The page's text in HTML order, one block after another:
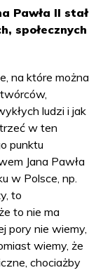
Pawła II stał
społecznych
na które można
ludzi i jak
w ten
punktu
Jana Pawła
w Polsce, np.
to
to nie ma
pory nie wiemy,
wiemy, że
chociażby